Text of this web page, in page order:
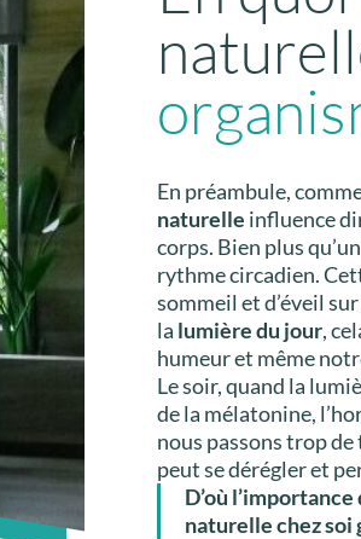
En préambule,
naturelle influence
corps. Bien plus
rythme circadien.
sommeil et d’éveil
la lumière du jour,
humeur et même
Le soir, quand la
de la mélatonine,
nous passons trop
peut se dérégler et
D’où l’importance
naturellechez soi